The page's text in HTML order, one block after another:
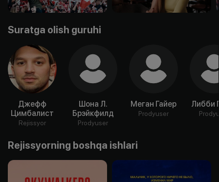
Suratga olish guruhi
Джефф
Цимбалист
Rejissyor
Шона Л.
Брэйкфилд
Prodyuser
Меган Гайер
Prodyuser
Либби
Rejissyorning boshqa ishlari